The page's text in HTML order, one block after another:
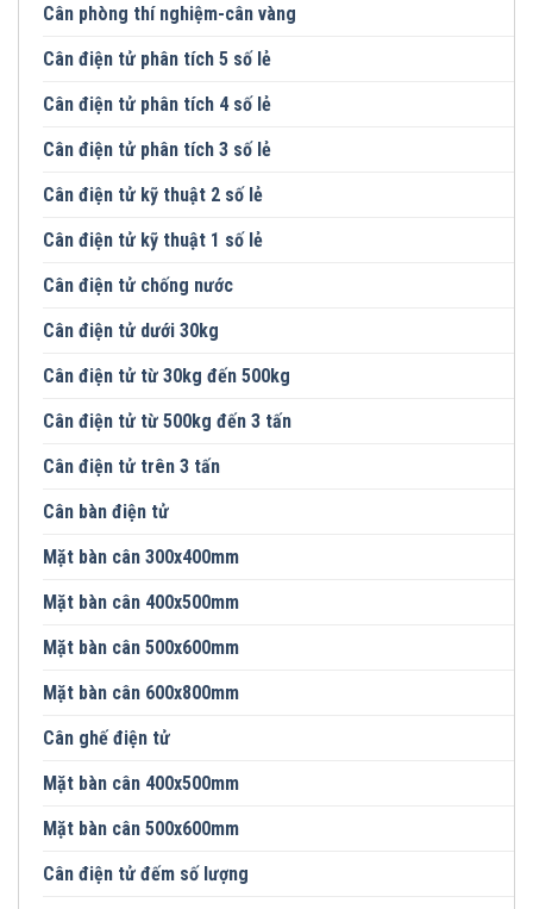
Cân phòng thí nghiệm-cân vàng
Cân điện tử phân tích 5 số lẻ
Cân điện tử phân tích 4 số lẻ
Cân điện tử phân tích 3 số lẻ
Cân điện tử kỹ thuật 2 số lẻ
Cân điện tử kỹ thuật 1 số lẻ
Cân điện tử chống nước
Cân điện tử dưới 30kg
Cân điện tử từ 30kg đến 500kg
Cân điện tử từ 500kg đến 3 tấn
Cân điện tử trên 3 tấn
Cân bàn điện tử
Mặt bàn cân 300x400mm
Mặt bàn cân 400x500mm
Mặt bàn cân 500x600mm
Mặt bàn cân 600x800mm
Cân ghế điện tử
Mặt bàn cân 400x500mm
Mặt bàn cân 500x600mm
Cân điện tử đếm số lượng